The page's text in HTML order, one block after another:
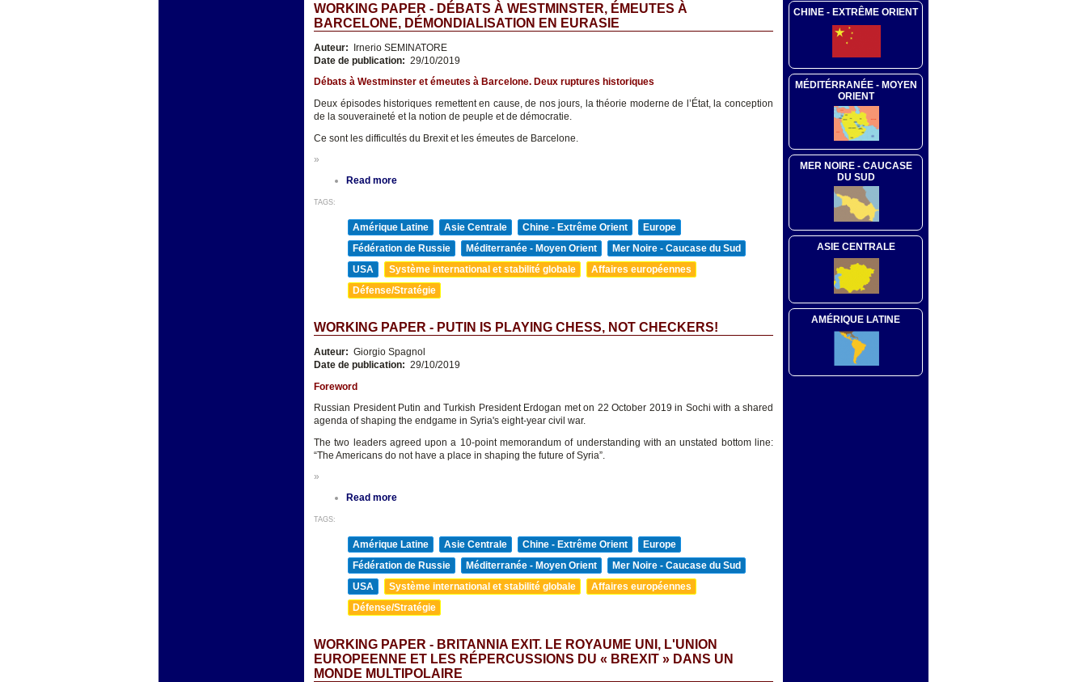
WORKING PAPER - DÉBATS À WESTMINSTER, ÉMEUTES À
BARCELONE, DÉMONDIALISATION EN EURASIE
Auteur: Irnerio SEMINATORE
Date de publication: 29/10/2019
Débats à Westminster et émeutes à Barcelone. Deux ruptures historiques
Deux épisodes historiques remettent en cause, de nos jours, la théorie moderne de l’État, la conception
de la souveraineté et la notion de peuple et de démocratie.
Ce sont les difficultés du Brexit et les émeutes de Barcelone.
»
Read more
TAGS:
Amérique Latine Asie Centrale Chine - Extrême Orient
Europe
Fédération de Russie
Méditerranée - Moyen Orient
Mer Noire - Caucase du Sud
USA
Système international et stabilité globale
Affaires européennes
Défense/Stratégie
WORKING PAPER - PUTIN IS PLAYING CHESS, NOT CHECKERS!
Auteur: Giorgio Spagnol
Date de publication: 29/10/2019
Foreword
Russian President Putin and Turkish President Erdogan met on 22 October 2019 in Sochi with a shared
agenda of shaping the endgame in Syria's eight-year civil war.
The two leaders agreed upon a 10-point memorandum of understanding with an unstated bottom line:
“The Americans do not have a place in shaping the future of Syria”.
»
Read more
TAGS:
Amérique Latine Asie Centrale Chine - Extrême Orient
Europe
Fédération de Russie
Méditerranée - Moyen Orient
Mer Noire - Caucase du Sud
USA
Système international et stabilité globale
Affaires européennes
Défense/Stratégie
WORKING PAPER - BRITANNIA EXIT. LE ROYAUME UNI, L'UNION
EUROPEENNE ET LES RÉPERCUSSIONS DU « BREXIT » DANS UN
MONDE MULTIPOLAIRE
CHINE - EXTRÊME ORIENT
MÉDITÉRRANÉE - MOYEN
ORIENT
MER NOIRE - CAUCASE
DU SUD
ASIE CENTRALE
AMÉRIQUE LATINE